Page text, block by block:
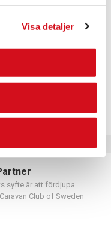
Visa detaljer
följ anvisningarna.
syfte är att fördjupa
Club of Sweden